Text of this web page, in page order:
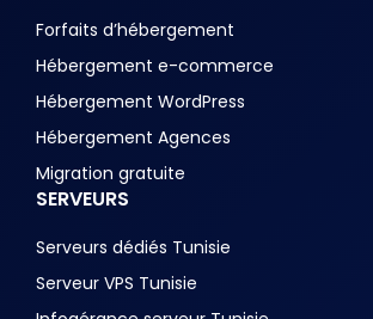
Forfaits d’hébergement
Hébergement e-commerce
Hébergement WordPress
Hébergement Agences
Migration gratuite
SERVEURS
Serveurs dédiés Tunisie
Serveur VPS Tunisie